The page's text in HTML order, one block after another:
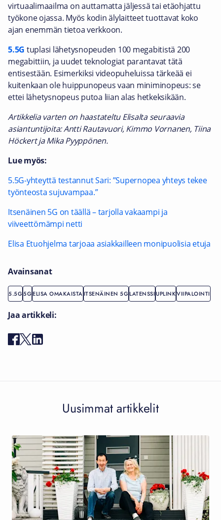
virtuaalimaailma on auttamatta jäljessä tai etäohjattu
työkone ojassa. Myös kodin älylaitteet tuottavat koko
ajan enemmän tietoa verkkoon.
5.5G tuplasi lähetysnopeuden 100 megabitistä 200
megabittiin, ja uudet teknologiat parantavat tätä
entisestään. Esimerkiksi videopuheluissa tärkeää ei
kuitenkaan ole huippunopeus vaan miniminopeus: se
ettei lähetysnopeus putoa liian alas hetkeksikään.
Artikkelia varten on haastateltu Elisalta seuraavia
asiantuntijoita: Antti Rautavuori, Kimmo Vornanen, Tiina
Höckert ja Mika Pyyppönen.
Lue myös:
5.5G-yhteyttä testannut Sari: ”Supernopea yhteys tekee
työnteosta sujuvampaa.”
Itsenäinen 5G on täällä – tarjolla vakaampi ja
viiveettömämpi netti
Elisa Etuohjelma tarjoaa asiakkailleen monipuolisia etuja
Avainsanat
5.5G5GELISA OMAKAISTAITSENÄINEN 5GLATENSSIUPLINKVIIPALOINTI
Jaa artikkeli:
Uusimmat artikkelit